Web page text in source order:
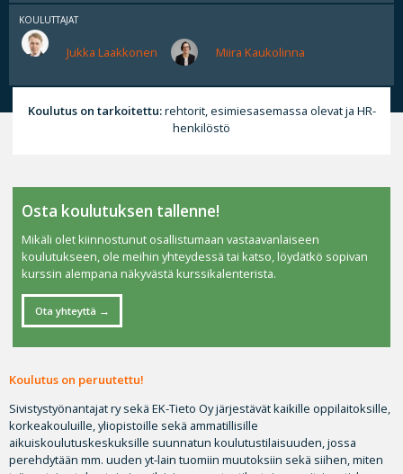
KOULUTTAJAT
Jukka Laakkonen Miira Kaukolinna
Koulutus on tarkoitettu:rehtorit, esimiesasemassa olevat ja HR-
henkilöstö
Koulutus on peruutettu!
Sivistystyönantajat ry sekä EK-Tieto Oy järjestävät kaikille oppilaitoksille,
korkeakouluille, yliopistoille sekä ammatillisille
aikuiskoulutuskeskuksille suunnatun koulutustilaisuuden, jossa
perehdytään mm. uuden yt-lain tuomiin muutoksiin sekä siihen, miten
Osta koulutuksen tallenne!
Mikäli olet kiinnostunut osallistumaan vastaavanlaiseen
koulutukseen, ole meihin yhteydessä tai katso, löydätkö sopivan
kurssin alempana näkyvästä kurssikalenterista.
Ota yhteyttä